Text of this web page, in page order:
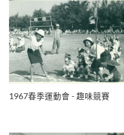
1967春季運動會 - 趣味競賽